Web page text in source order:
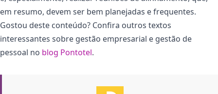
em resumo, devem ser bem planejadas e frequentes.
Gostou deste conteúdo? Confira outros textos
interessantes sobre gestão empresarial e gestão de
pessoal no blog Pontotel.